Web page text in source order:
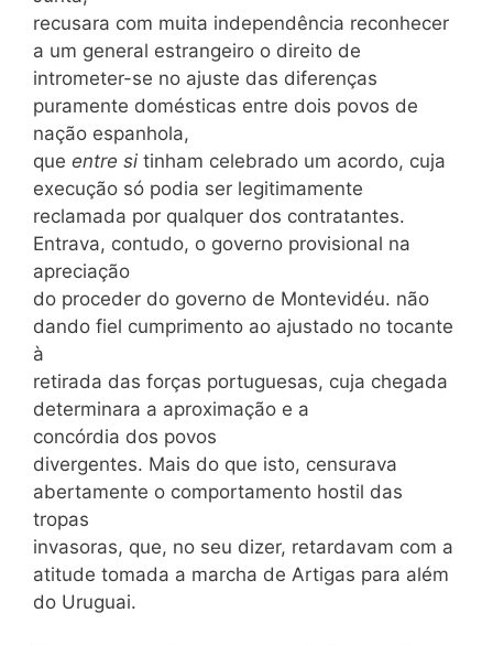
recusara com muita independência reconhecer
a um general estrangeiro o direito de
intrometer-se no ajuste das diferenças
puramente domésticas entre dois povos de
nação espanhola,
que entre si tinham celebrado um acordo, cuja
execução só podia ser legitimamente
reclamada por qualquer dos contratantes.
Entrava, contudo, o governo provisional na
apreciação
do proceder do governo de Montevidéu. não
dando fiel cumprimento ao ajustado no tocante
à
retirada das forças portuguesas, cuja chegada
determinara a aproximação e a
concórdia dos povos
divergentes. Mais do que isto, censurava
abertamente o comportamento hostil das
tropas
invasoras, que, no seu dizer, retardavam com a
atitude tomada a marcha de Artigas para além
do Uruguai.